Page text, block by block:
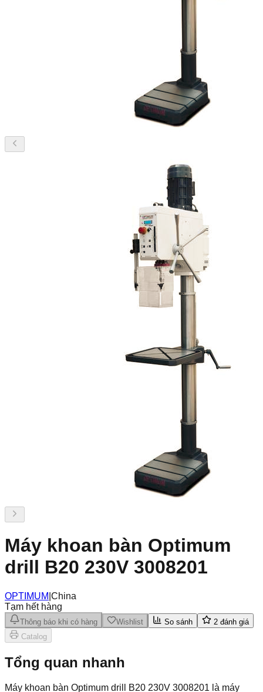
Máy khoan bàn Optimum
drill B20 230V 3008201
OPTIMUM China
Tạm hết hàng
Thông báo khi có hàng Wishlist So sánh 2 đánh giá
Catalog
Tổng quan nhanh
Máy khoan bàn Optimum drill B20 230V 3008201 là máy